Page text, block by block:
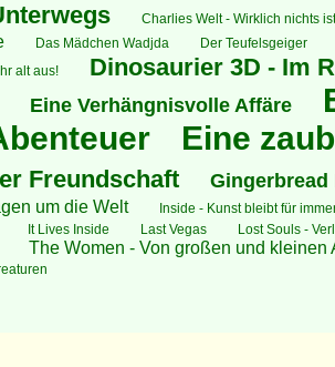
Charlies Welt - Wirklich nichts
Das Mädchen Wadjda Der Teufelsgeiger
alt aus!
Dinosaurier 3D - Im
Eine Verhängnisvolle Affäre
Eine
Freundschaft
Gingerbread
um die Welt Inside - Kunst bleibt für
It Lives Inside Last Vegas Lost Souls -
The Women - Von großen und kleinen